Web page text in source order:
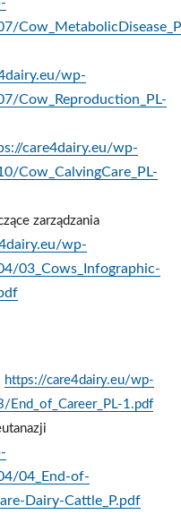
wp-
Cow_Reproduction_PL-
care4dairy.eu/wp-
Cow_CalvingCare_PL-
zarządzania
wp-
03_Cows_Infographic-
https://care4dairy.eu/wp-
1.pdf
04_End-of-
Dairy-Cattle_P.pdf